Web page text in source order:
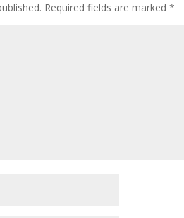
Required fields are marked*